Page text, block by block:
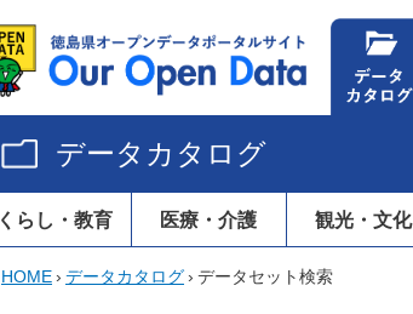
データカタログ
くらし・教育 医療・介護 観光・文化
HOME› データカタログ› データセット検索